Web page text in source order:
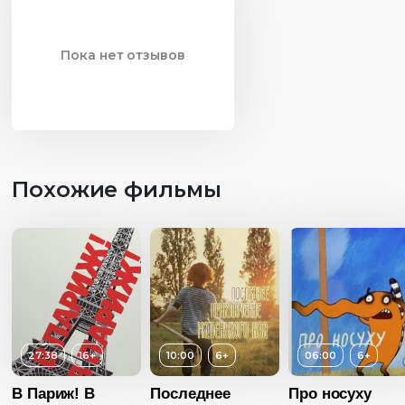
Пока нет отзывов
Похожие фильмы
27:38 16+
В Париж! В
10:00 6+
Последнее
06:00 6+
Про носуху
Возраст